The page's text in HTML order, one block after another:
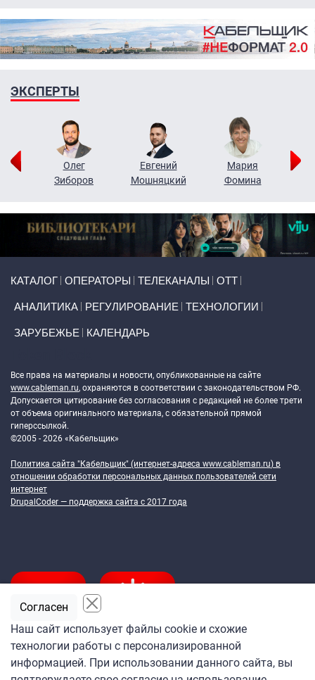
ЭКСПЕРТЫ
Олег
Зиборов
Евгений
Мошняцкий
Мария
Фомина
КАТАЛОГ ОПЕРАТОРЫ ТЕЛЕКАНАЛЫ ОТТ
АНАЛИТИКА РЕГУЛИРОВАНИЕ ТЕХНОЛОГИИ
ЗАРУБЕЖЬЕ КАЛЕНДАРЬ
Все права на материалы и новости, опубликованные на сайте
www.cableman.ru, охраняются в соответствии с законодательством РФ.
Допускается цитирование без согласования с редакцией не более трети
от объема оригинального материала, с обязательной прямой
гиперссылкой.
©2005 - 2026 «Кабельщик»
Политика сайта "Кабельщик" (интернет-адреса www.cableman.ru) в
отношении обработки персональных данных пользователей сети
интернет
DrupalCoder — поддержка сайта c 2017 года
Подпишитесь
на ежедневную рассылку
Наш сайт использует файлы cookie и схожие
технологии работы с персонализированной
информацией. При использовании данного сайта, вы
Согласен